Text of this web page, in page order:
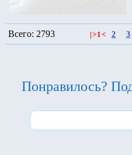
Всего: 2793 >1< 2 3
Понравилось?